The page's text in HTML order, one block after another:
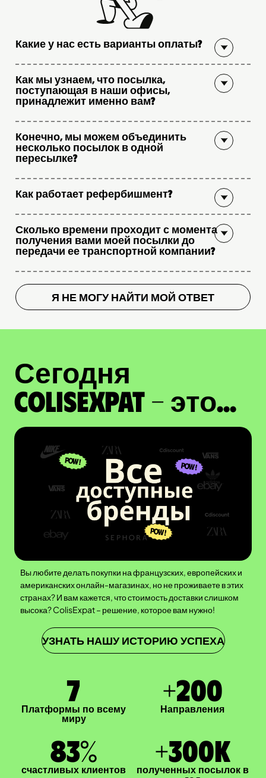
Какие у нас есть варианты оплаты?
Как мы узнаем, что посылка,
поступающая в наши офисы,
принадлежит именно вам?
Конечно, мы можем объединить
несколько посылок в одной
пересылке?
Как работает рефербишмент?
Сколько времени проходит с момента
получения вами моей посылки до
передачи ее транспортной компании?
Я НЕ МОГУ НАЙТИ МОЙ ОТВЕТ
Сегодня
ColisExpat - это...
Вы любите делать покупки на французских, европейских и
американских онлайн-магазинах, но не проживаете в этих
странах? И вам кажется, что стоимость доставки слишком
высока? ColisExpat – решение, которое вам нужно!
УЗНАТЬ НАШУ ИСТОРИЮ УСПЕХА
7
Платформы по всему
миру
+200
Направления
83%
счастливых клиентов
+300K
полученных посылок в